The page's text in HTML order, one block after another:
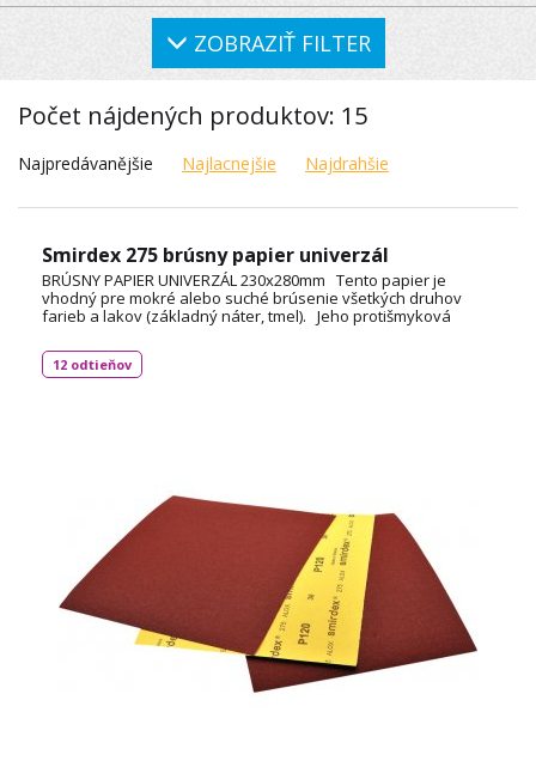
ZOBRAZIŤ FILTER
Počet nájdených produktov: 15
Najpredávanějšie Najlacnejšie Najdrahšie
Smirdex 275 brúsny papier univerzál
BRÚSNY PAPIER UNIVERZÁL 230x280mm Tento papier je
vhodný pre mokré alebo suché brúsenie všetkých druhov
farieb a lakov (základný náter, tmel). Jeho protišmyková
flexibilita umožňuje ľahké skladanie a trhanie. Kombinuje
vysokú reznú účinnosť s jedinečným konečným výsledkom.
12 odtieňov